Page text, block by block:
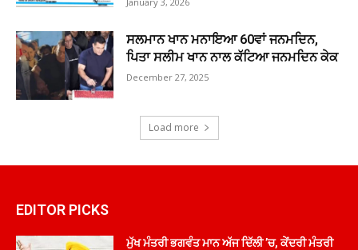
ਸਲਮਾਨ ਖਾਨ ਮਨਾਇਆ 60ਵਾਂ ਜਨਮਦਿਨ,
ਪਿਤਾ ਸਲੀਮ ਖਾਨ ਨਾਲ ਕੱਟਿਆ ਜਨਮਦਿਨ ਕੇਕ
December 27, 2025
Load more
EDITOR PICKS
ਮੁੱਖ ਮੰਤਰੀ ਭਗਵੰਤ ਮਾਨ ਅੱਜ ਦਿੱਲੀ ’ਚ, ਕੇਂਦਰੀ ਮੰਤਰੀ